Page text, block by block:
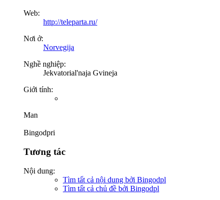
Web:
http://teleparta.ru/
Nơi ở:
Norvegija
Nghề nghiệp:
Jekvatorial'naja Gvineja
Giới tính:
Man
Bingodpri
Tương tác
Nội dung:
Tìm tất cả nội dung bởi Bingodpl
Tìm tất cả chủ đề bởi Bingodpl